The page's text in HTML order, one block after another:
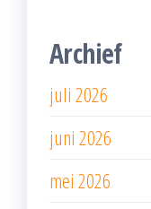
Archief
juli 2026
juni 2026
mei 2026